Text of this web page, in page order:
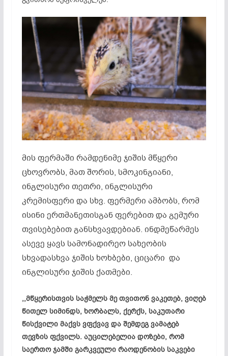
მის ფერმაში რამდენიმე ჯიშის მწყერი
ცხოვრობს, მათ შორის, სმოკინგიანი,
ინგლისური თეთრი, ინგლისური
კრემისფერი და სხვ. ფერმერი ამბობს, რომ
ისინი ერთმანეთისგან ფერებით და გემური
თვისებებით განსხვავდებიან. ინდმეწარმეს
ასევე ყავს სამონადირეო სახეობის
სხვადასხვა ჯიშის ხოხბები, ციცარი და
ინგლისური ჯიშის ქათმები.
,,მწყერისთვის საჭმელს მე თვითონ ვაკეთებ, ვიღებ
წითელ სიმინდს, ხორბალს, ქერქს, საკუთარი
წისქვილი მაქვს ვფქვავ და შემდეგ ვამატებ
თევზის ფქვილს. აუცილებელია დოზები, რომ
საერთო ჯამში გარკვეული რაოდენობის საკვები